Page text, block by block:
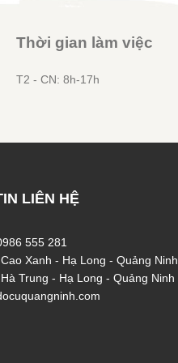
Thời gian làm việc
T2 - CN: 8h-17h
LIÊN HỆ
555 281
Xanh - Hạ Long - Quảng Ninh
Trung - Hạ Long - Quảng Ninh